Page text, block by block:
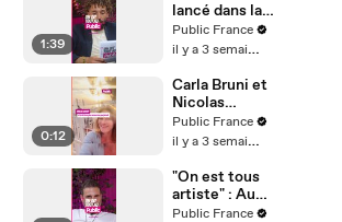
1:39
lancé dans la
sculpture
après un burn-
micro de
Karim
Sebbouh,
Richard
Orlinski dit
tout au Public
Public France
il y a 3 semaines
0:12
Carla Bruni et
Nicolas
Sarkozy
complices
premier jour
Public France
il y a 3 semaines
"On est tous
artiste" : Au
micro de
Public France